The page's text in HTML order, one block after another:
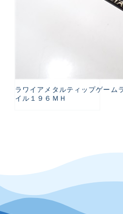
ラワイアメタルティップゲーム
イル１９６ＭＨ